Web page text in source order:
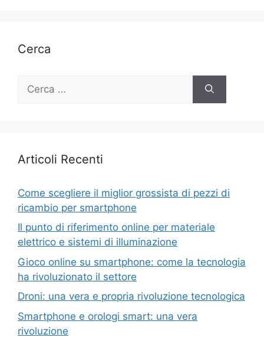
Cerca
per:
Articoli Recenti
Come scegliere il miglior grossista di pezzi di
ricambio per smartphone
Il punto di riferimento online per materiale
elettrico e sistemi di illuminazione
Gioco online su smartphone: come la tecnologia
ha rivoluzionato il settore
Droni: una vera e propria rivoluzione tecnologica
Smartphone e orologi smart: una vera
rivoluzione